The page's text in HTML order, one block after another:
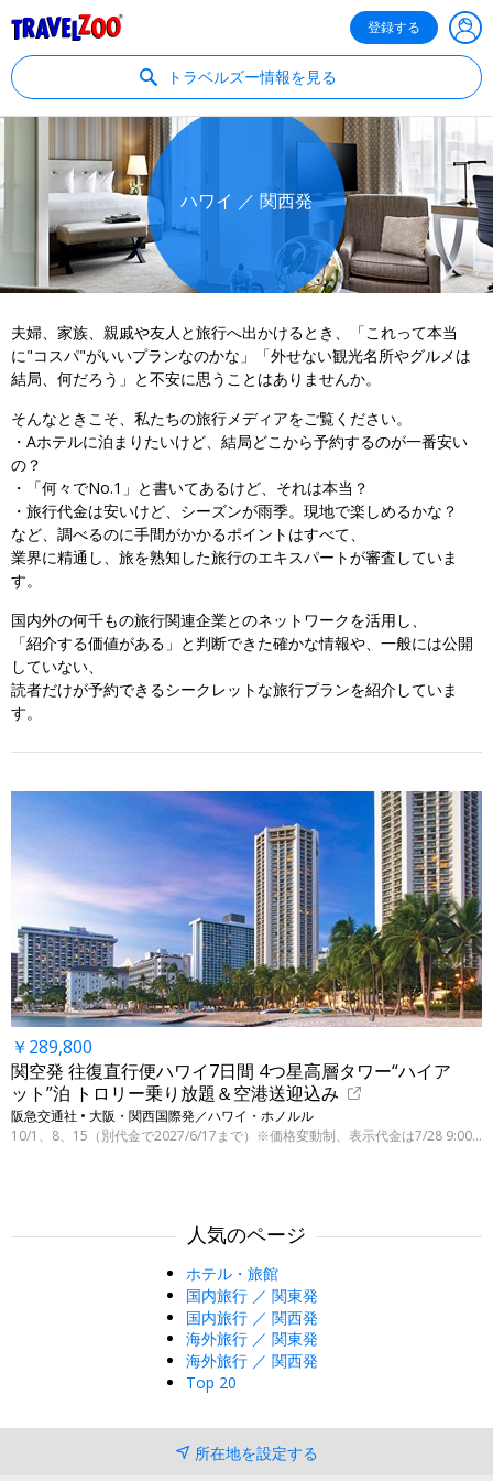
登録する
トラベルズー情報を見る
ハワイ ／ 関西発
夫婦、家族、親戚や友人と旅行へ出かけるとき、「これって本当
に"コスパ"がいいプランなのかな」「外せない観光名所やグルメは
結局、何だろう」と不安に思うことはありませんか。
そんなときこそ、私たちの旅行メディアをご覧ください。
・Aホテルに泊まりたいけど、結局どこから予約するのが一番安い
の？
・「何々でNo.1」と書いてあるけど、それは本当？
・旅行代金は安いけど、シーズンが雨季。現地で楽しめるかな？
など、調べるのに手間がかかるポイントはすべて、
業界に精通し、旅を熟知した旅行のエキスパートが審査していま
す。
国内外の何千もの旅行関連企業とのネットワークを活用し、
「紹介する価値がある」と判断できた確かな情報や、一般には公開
していない、
読者だけが予約できるシークレットな旅行プランを紹介していま
す。
￥289,800
関空発 往復直行便ハワイ7日間 4つ星高層タワー“ハイア
ット”泊 トロリー乗り放題＆空港送迎込み
阪急交通社 • 大阪・関西国際発／ハワイ・ホノルル
10/1、8、15（別代金で2027/6/17まで）※価格変動制、表示代金は7/28 9:00時点
人気のページ
ホテル・旅館
国内旅行 ／ 関東発
国内旅行 ／ 関西発
海外旅行 ／ 関東発
海外旅行 ／ 関西発
Top 20
所在地を設定する